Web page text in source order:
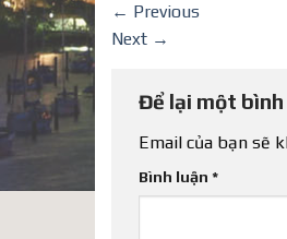
← Previous
Next →
Để lại một bình
Email của bạn sẽ
Bình luận *